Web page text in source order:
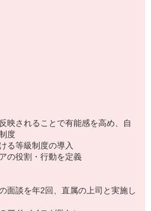
映されることで有能感を高め、自
度
る等級制度の導入
の役割・行動を定義
面談を年2回、直属の上司と実施し